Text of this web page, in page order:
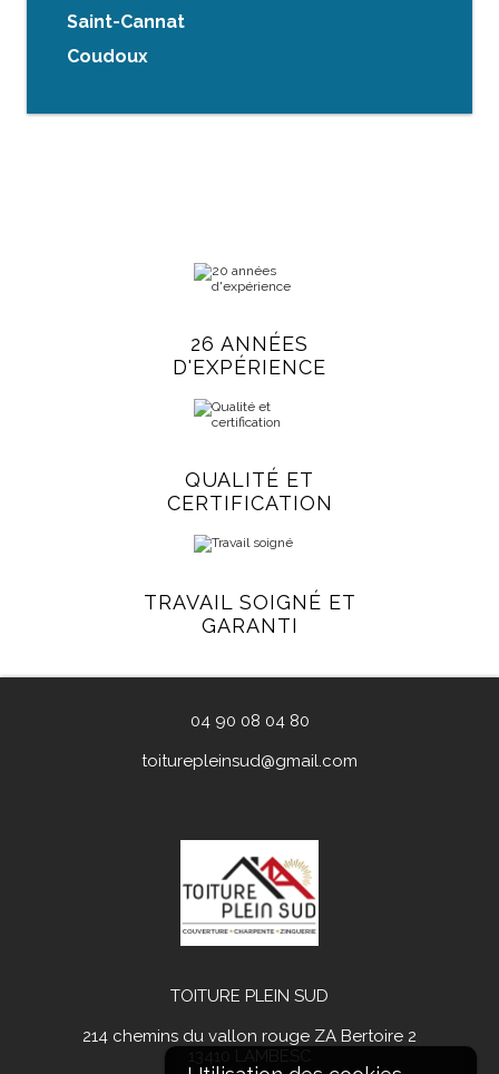
Saint-Cannat
Coudoux
26 ANNÉES
D'EXPÉRIENCE
QUALITÉ ET
CERTIFICATION
TRAVAIL SOIGNÉ ET
GARANTI
04 90 08 04 80
toiturepleinsud@gmail.com
TOITURE PLEIN SUD
214 chemins du vallon rouge ZA Bertoire 2